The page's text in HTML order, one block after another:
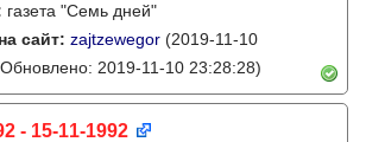
газета "Семь дней"
сайт: zajtzewegor (2019-11-10
2019-11-10 23:28:28)
- 15-11-1992